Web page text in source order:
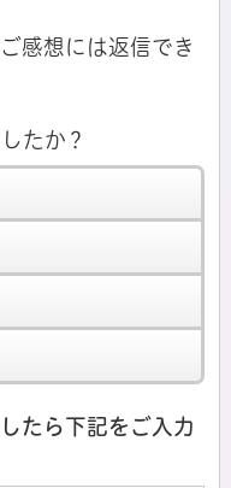
感想には返信でき
たか？
たら下記をご入力